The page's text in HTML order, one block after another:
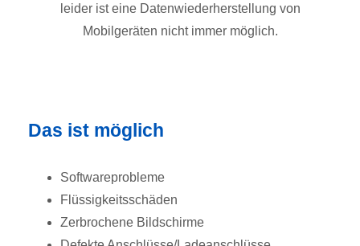
leider ist eine Datenwiederherstellung von
Mobilgeräten nicht immer möglich.
Das ist möglich
Softwareprobleme
Flüssigkeitsschäden
Zerbrochene Bildschirme